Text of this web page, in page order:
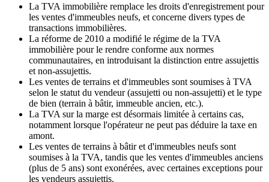
La TVA immobilière remplace les droits d'enregistrement pour
les ventes d'immeubles neufs, et concerne divers types de
transactions immobilières.
La réforme de 2010 a modifié le régime de la TVA
immobilière pour le rendre conforme aux normes
communautaires, en introduisant la distinction entre assujettis
et non-assujettis.
Les ventes de terrains et d'immeubles sont soumises à TVA
selon le statut du vendeur (assujetti ou non-assujetti) et le type
de bien (terrain à bâtir, immeuble ancien, etc.).
La TVA sur la marge est désormais limitée à certains cas,
notamment lorsque l'opérateur ne peut pas déduire la taxe en
amont.
Les ventes de terrains à bâtir et d'immeubles neufs sont
soumises à la TVA, tandis que les ventes d'immeubles anciens
(plus de 5 ans) sont exonérées, avec certaines exceptions pour
les vendeurs assujettis.